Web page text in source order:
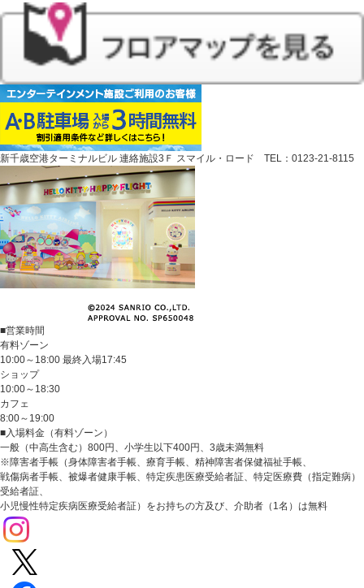
新千歳空港ターミナルビル 連絡施設3Ｆ スマイル・ロード TEL：0123-21-8115
■営業時間
有料ゾーン
10:00～18:00 最終入場17:45
ショップ
10:00～18:30
カフェ
8:00～19:00
■入場料金（有料ゾーン）
一般（中高生含む）800円、小学生以下400円、3歳未満無料
※障害者手帳（身体障害者手帳、療育手帳、精神障害者保健福祉手帳、
戦傷病者手帳、被爆者健康手帳、特定疾患医療受給者証、特定医療費（指定難病）
受給者証、
小児慢性特定疾病医療受給者証）をお持ちの方及び、介助者（1名）は無料